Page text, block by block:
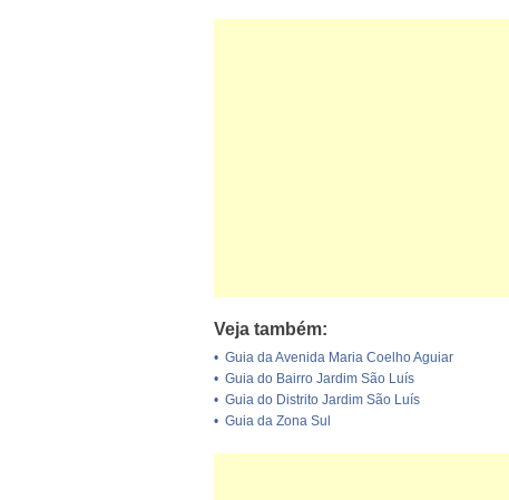
Veja também:
• Guia da Avenida Maria Coelho Aguiar
• Guia do Bairro Jardim São Luís
• Guia do Distrito Jardim São Luís
• Guia da Zona Sul